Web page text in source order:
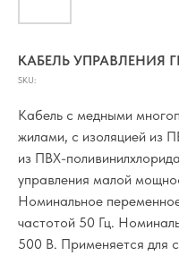
КАБЕЛЬ УПРАВЛЕНИЯ
SKU:
Кабель с медными
жилами, с изоляцией из
из ПВХ-
управления малой
Номинальное
частотой 50 Гц.
500 В. Применяется для